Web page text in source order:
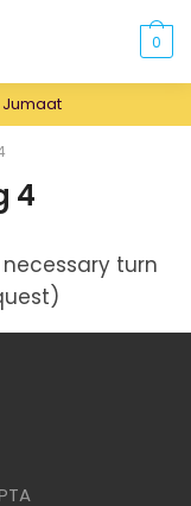
0
Jumaat
4
necessary turn